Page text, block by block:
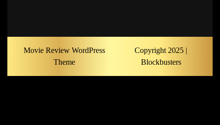
Movie Review WordPress
Theme
Copyright 2025 |
Blockbusters